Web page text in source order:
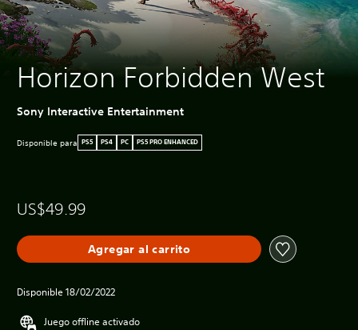
Horizon Forbidden West
Sony Interactive Entertainment
Disponible para PS5 PS4 PC PS5 PRO ENHANCED
US$49.99
Agregar al carrito
Disponible 18/02/2022
Juego offline activado